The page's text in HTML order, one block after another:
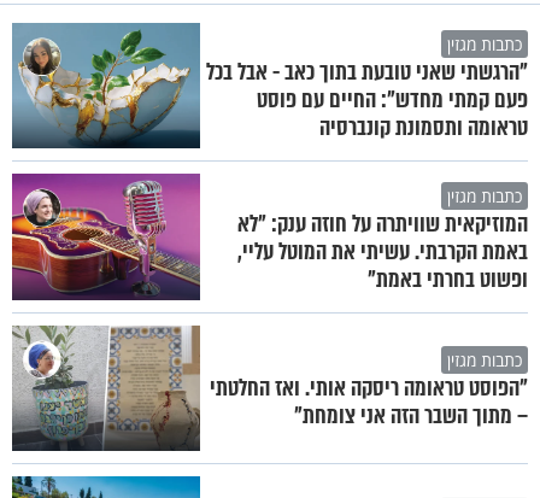
כתבות מגזין
"הרגשתי שאני טובעת בתוך כאב - אבל בכל
פעם קמתי מחדש": החיים עם פוסט
טראומה ותסמונת קונברסיה
כתבות מגזין
המוזיקאית שוויתרה על חוזה ענק: "לא
באמת הקרבתי. עשיתי את המוטל עליי,
ופשוט בחרתי באמת"
כתבות מגזין
"הפוסט טראומה ריסקה אותי. ואז החלטתי
– מתוך השבר הזה אני צומחת"